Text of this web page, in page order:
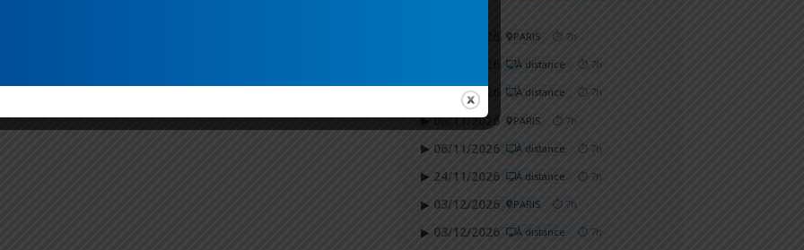
PARIS ⏱ 7h
À distance ⏱ 7h
28/10/2026 À distance ⏱ 7h
▶ 06/11/2026 PARIS ⏱ 7h
▶ 06/11/2026 À distance ⏱ 7h
▶ 24/11/2026 À distance ⏱ 7h
▶ 03/12/2026 PARIS ⏱ 7h
▶ 03/12/2026 À distance ⏱ 7h